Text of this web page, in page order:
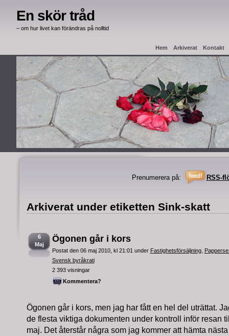
En skör tråd
– om hur livet kan förändras på nolltid
Hem Arkiverat Kontakt
Haag Apostille Intyg från
Prenumerera på: RSS-
Arkiverat under etiketten Sink-skatt
6
Maj
Ögonen går i kors
Postat den 06 maj 2010, kl 21:01 under Fastighetsförsäljning,
Svensk byråkrati
2 393 visningar
Kommentera?
Ögonen går i kors, men jag har fått en hel del uträttat.
de flesta viktiga dokumenten under kontroll inför resan
maj. Det återstår några som jag kommer att hämta